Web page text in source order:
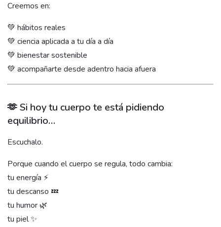
Creemos en:
💚 hábitos reales
💚 ciencia aplicada a tu día a día
💚 bienestar sostenible
💚 acompañarte desde adentro hacia afuera
🫶 Si hoy tu cuerpo te está pidiendo
equilibrio…
Escuchalo.
Porque cuando el cuerpo se regula, todo cambia:
tu energía ⚡
tu descanso 💤
tu humor 🌿
tu piel ✨